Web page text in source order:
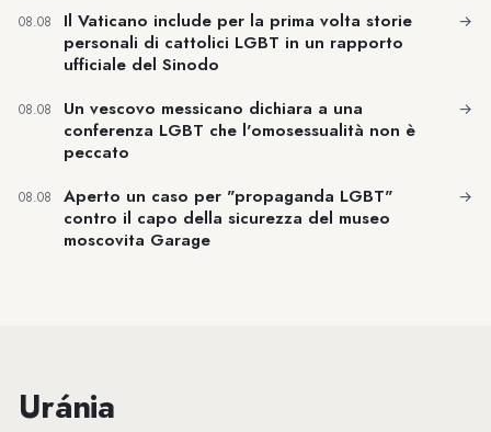
08.08
Il Vaticano include per la prima volta storie
personali di cattolici LGBT in un rapporto
ufficiale del Sinodo
→
08.08
Un vescovo messicano dichiara a una
conferenza LGBT che l'omosessualità non è
peccato
→
08.08
Aperto un caso per "propaganda LGBT"
contro il capo della sicurezza del museo
moscovita Garage
→
Uránia